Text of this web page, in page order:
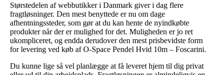
Størstedelen af webbutikker i Danmark giver i dag flere
fragtløsninger. Den mest benyttede er nu om dage
afhentningssteder, som gør at du kan hente de nyindkøbte
produkter når der er mulighed for det. Muligheden er jo ret
ukompliceret, og endda derudover den mest prisbevidste form
for levering ved køb af O-Space Pendel Hvid 10m – Foscarini.
Du kunne lige så vel planlægge at få leveret hjem til dig privat